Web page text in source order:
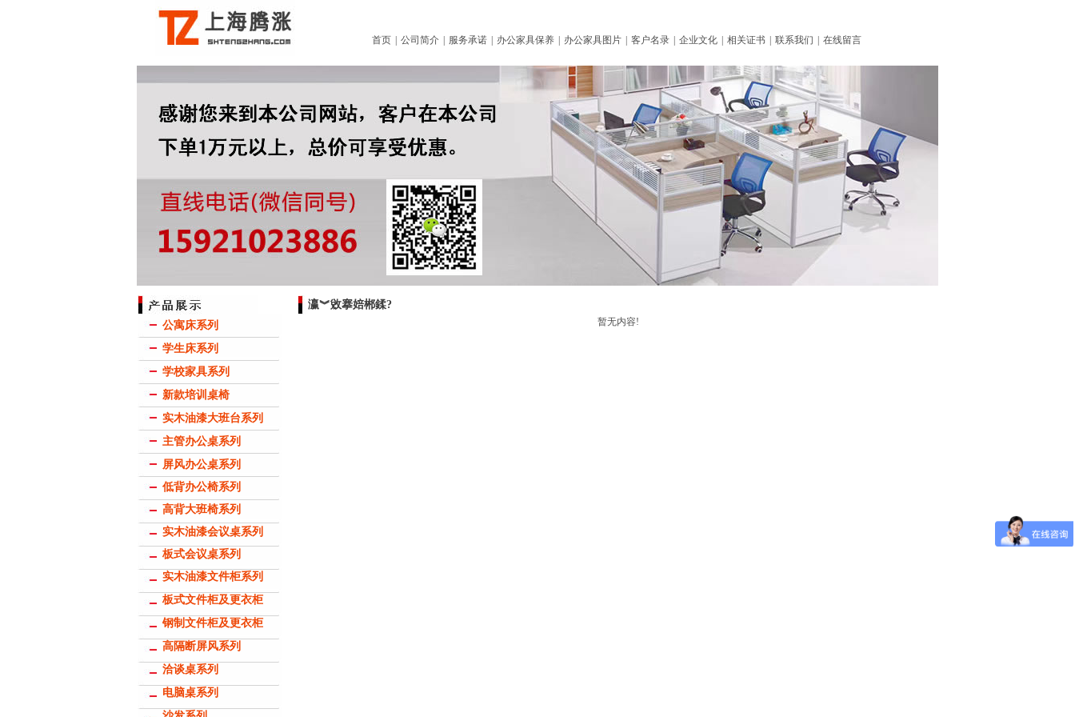
首页 公司简介 服务承诺 办公家具保养 办公家具图片 客户名录 企业文化 相关证书 联系我们 在线留言
公寓床系列
学生床系列
学校家具系列
新款培训桌椅
实木油漆大班台系列
主管办公桌系列
屏风办公桌系列
低背办公椅系列
高背大班椅系列
实木油漆会议桌系列
板式会议桌系列
实木油漆文件柜系列
板式文件柜及更衣柜
钢制文件柜及更衣柜
高隔断屏风系列
洽谈桌系列
电脑桌系列
瀛︾敓搴婄郴鍒?
暂无内容!